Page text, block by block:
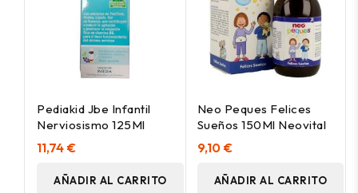
Pediakid Jbe Infantil
Nerviosismo 125Ml
11,74 €
AÑADIR AL CARRITO
Neo Peques Felices
Sueños 150Ml Neovital
9,10 €
AÑADIR AL CARRITO